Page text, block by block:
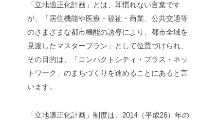
「立地適正化計画」とは、耳慣れない言葉です
が、「居住機能や医療・福祉・商業、公共交通等
のさまざまな都市機能の誘導により、都市全域を
見渡したマスタープラン」として位置づけられ、
その目的は、「コンパクトシティ・プラス・ネッ
トワーク」のまちづくりを進めることにあると言
います。
「立地適正化計画」制度は、2014（平成26）年の